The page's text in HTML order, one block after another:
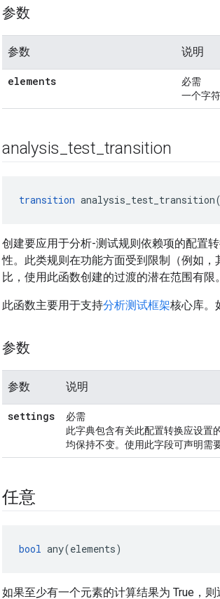
参数
参数 说明
elements
必需
一个字
analysis test transition
transition
创建要应用于分析-测试规则依赖项的配置
性。此类规则在功能方面受到限制（例如
比，使用此函数创建的过渡的潜在范围有限。
此函数主要用于支持分析测试框架核心库。
参数
参数 说明
settings
必需
此字典包含有关此配置转换应设置
均保持不变。使用此字段可声明需
任意
bool any(elements)
如果至少有一个元素的计算结果为 True，